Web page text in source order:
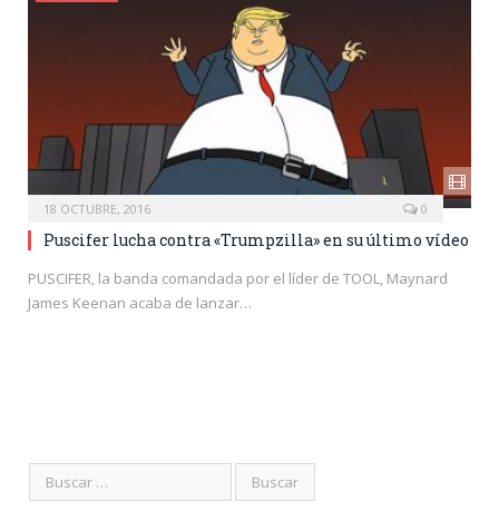
18 OCTUBRE, 2016 0
Puscifer lucha contra «Trumpzilla» en su último vídeo
PUSCIFER, la banda comandada por el líder de TOOL, Maynard
James Keenan acaba de lanzar…